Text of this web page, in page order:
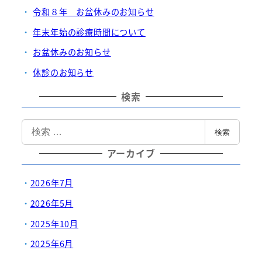
令和８年 お盆休みのお知らせ
年末年始の診療時間について
お盆休みのお知らせ
休診のお知らせ
検索
索
検索
アーカイブ
2026年7月
2026年5月
2025年10月
2025年6月